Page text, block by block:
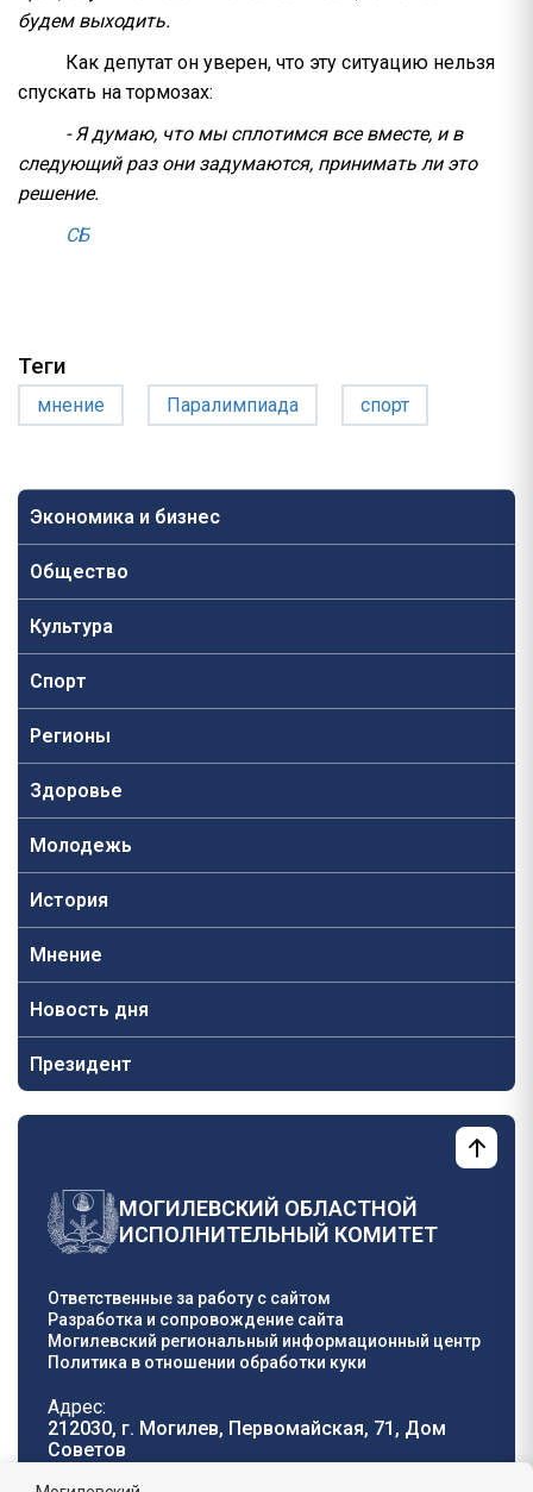
Экономика и бизнес
Общество
Культура
Спорт
Регионы
Здоровье
Молодежь
История
Мнение
Новость дня
Президент
будем выходить.
Как депутат он уверен, что эту ситуацию нельзя
спускать на тормозах:
- Я думаю, что мы сплотимся все вместе, и в
следующий раз они задумаются, принимать ли это
решение.
СБ
Теги
мнение Паралимпиада спорт
МОГИЛЕВСКИЙ ОБЛАСТНОЙ
ИСПОЛНИТЕЛЬНЫЙ КОМИТЕТ
Ответственные за работу с сайтом
Разработка и сопровождение сайта
Могилевский региональный информационный центр
Политика в отношении обработки куки
Адрес:
212030, г. Могилев, Первомайская, 71, Дом
Cоветов